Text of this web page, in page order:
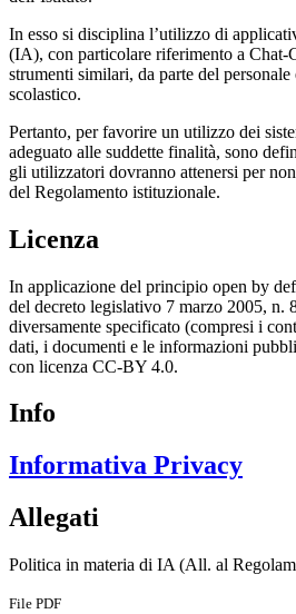
In esso si disciplina l’utilizzo di
(IA), con particolare riferimento a
strumenti similari, da parte del
scolastico.
Pertanto, per favorire un utilizzo dei
adeguato alle suddette finalità, sono
gli utilizzatori dovranno attenersi per
del Regolamento istituzionale.
Licenza
In applicazione del principio open by
del decreto legislativo 7 marzo 2005, n.
diversamente specificato (compresi i
dati, i documenti e le informazioni
con licenza CC-BY 4.0.
Info
Informativa Privacy
Allegati
Politica in materia di IA (All. al
File PDF